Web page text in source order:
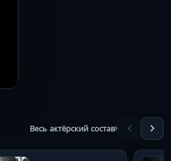
Весь актёрский состав